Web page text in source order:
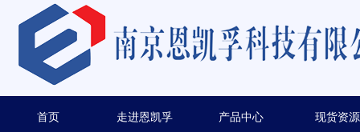
首页 走进恩凯孚 产品中心 现货资源